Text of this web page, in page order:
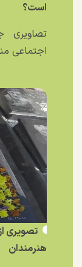
است؟
تصاویری
اجتماعی
تصویری
هنرمندان